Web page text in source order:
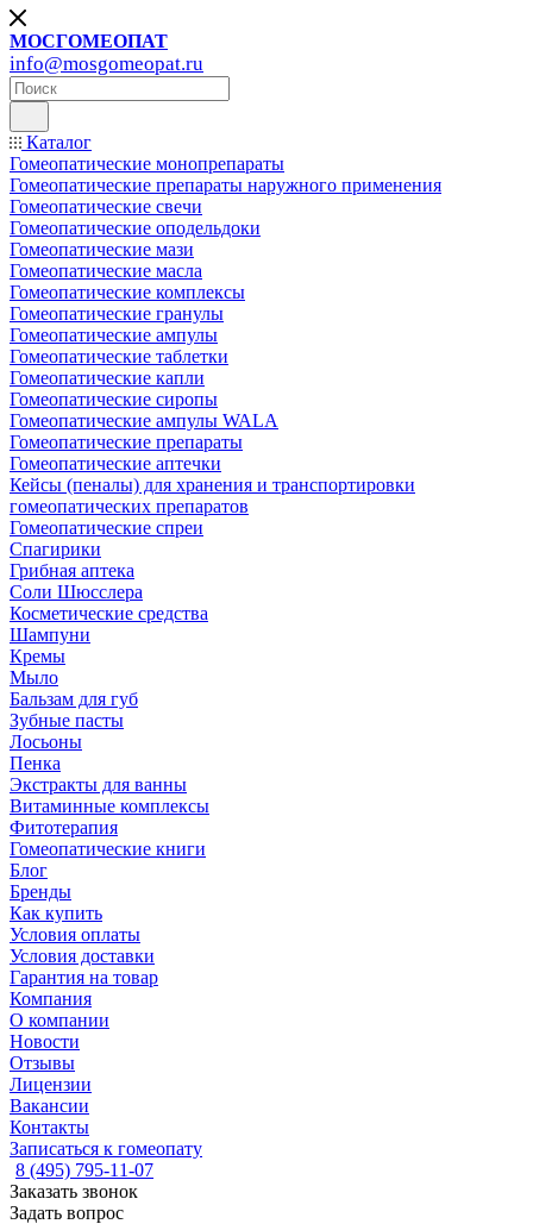
МОСГОМЕОПАТ
info@mosgomeopat.ru
Каталог
Гомеопатические монопрепараты
Гомеопатические препараты наружного применения
Гомеопатические свечи
Гомеопатические оподельдоки
Гомеопатические мази
Гомеопатические масла
Гомеопатические комплексы
Гомеопатические гранулы
Гомеопатические ампулы
Гомеопатические таблетки
Гомеопатические капли
Гомеопатические сиропы
Гомеопатические ампулы WALA
Гомеопатические препараты
Гомеопатические аптечки
Кейсы (пеналы) для хранения и транспортировки
гомеопатических препаратов
Гомеопатические спреи
Спагирики
Грибная аптека
Соли Шюсслера
Косметические средства
Шампуни
Кремы
Мыло
Бальзам для губ
Зубные пасты
Лосьоны
Пенка
Экстракты для ванны
Витаминные комплексы
Фитотерапия
Гомеопатические книги
Блог
Бренды
Как купить
Условия оплаты
Условия доставки
Гарантия на товар
Компания
О компании
Новости
Отзывы
Лицензии
Вакансии
Контакты
Записаться к гомеопату
8 (495) 795-11-07
Заказать звонок
Задать вопрос